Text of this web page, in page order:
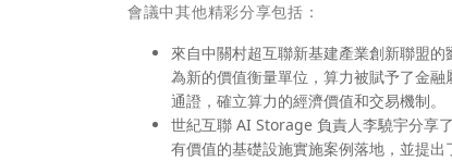
會議中其他精彩分享包括：
來自中關村超互聯新基建產業創新聯盟
為新的價值衡量單位，算力被賦予了金
通證，確立算力的經濟價值和交易機制。
世紀互聯 AI Storage 負責人李驍宇分享
有價值的基礎設施實施案例落地，並提出